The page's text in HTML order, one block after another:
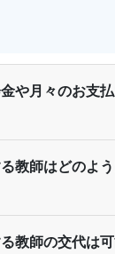
る教師の交代は